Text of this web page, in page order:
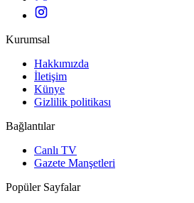
Kurumsal
Hakkımızda
İletişim
Künye
Gizlilik politikası
Bağlantılar
Canlı TV
Gazete Manşetleri
Popüler Sayfalar